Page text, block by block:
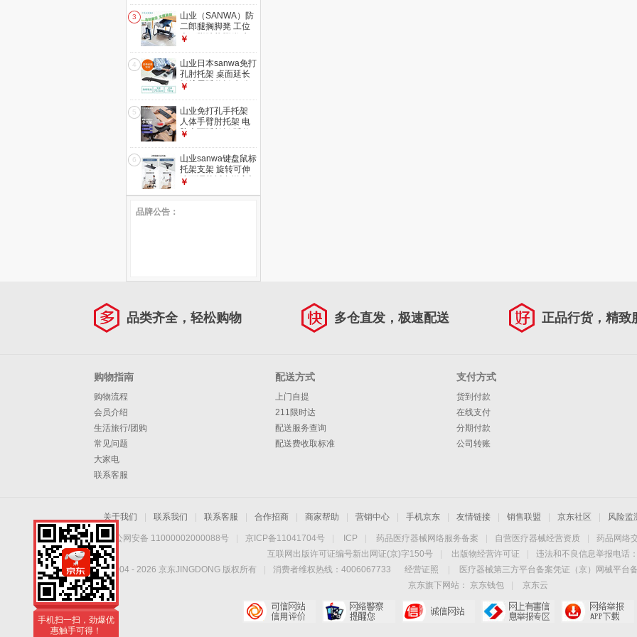
款】-PU皮-可调角
度|刹车轮-黑色
3
山业（SANWA）防
二郎腿搁脚凳 工位
桌下脚踏垫脚凳 办
休腿托 【无极角度
调节】【高度可
调】-100-FR023
￥
4
山业日本sanwa免打
孔肘托架 桌面延长
板扩展延伸板 办公
架 缓解手臂压力
005-加长 755mm
￥
5
山业免打孔手托架
人体手臂肘托架 电
脑桌面延长板 延伸
肘托板【夹取高度
15-50mm】
￥
6
山业sanwa键盘鼠标
托架支架 旋转可伸
缩可调节托台增高架
￥
品牌公告：
品类齐全，轻松购物 多仓直发，极速配送 正品行货，精致
购物指南
购物流程
会员介绍
生活旅行/团购
常见问题
大家电
联系客服
配送方式
上门自提
211限时达
配送服务查询
配送费收取标准
支付方式
货到付款
在线支付
分期付款
公司转账
关于我们 联系我们 联系客服 合作招商 商家帮助 营销中心 手机京东 友情链接 销售联盟 京东社区 风险监
京公网安备 11000002000088号 京ICP备11041704号 ICP 药品医疗器械网络服务备案 自营医疗器械经营资质 药品网络
互联网出版许可证编号新出网证(京)字150号
出版物经营许可证
违法和不良信息举报电话
Copyright © 2004 - 2026 京东JINGDONG 版权所有 消费者维权热线：4006067733 经营证照 医疗器械第三方平台备案凭证（京）网械平台
京东旗下网站：
京东钱包
京东云
手机扫一扫，劲爆优
惠触手可得！
手机扫一扫，劲爆优
惠触手可得！